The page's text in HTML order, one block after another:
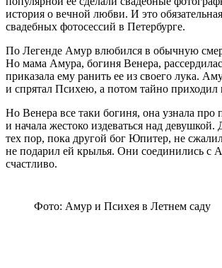
история о вечной любви. И это
свадебных фотосессий в Петербурге.
По Легенде Амур влюбился в обычную
Но мама Амура, богиня Венера,
приказала ему ранить ее из своего лука.
и спрятал Психею, а потом тайно приходил
Но Венера все таки богиня, она узнала про
и начала жестоко издеваться над девушкой.
тех пор, пока другой бог Юпитер, не
не подарил ей крылья. Они соединились с
счастливо.
Фото: Амур и Психея в Летнем саду